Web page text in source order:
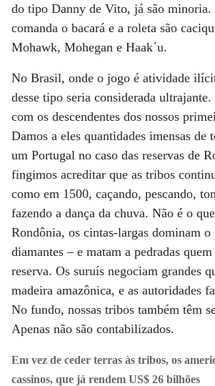
do tipo Danny de Vito, já são minoria.
comanda o bacará e a roleta são
Mohawk, Mohegan e Haak´u.
No Brasil, onde o jogo é atividade
desse tipo seria considerada
com os descendentes dos nossos
Damos a eles quantidades imensas de
um Portugal no caso das reservas de
fingimos acreditar que as tribos
como em 1500, caçando, pescando,
fazendo a dança da chuva. Não é o
Rondônia, os cintas-largas dominam o
diamantes – e matam a pedradas
reserva. Os suruís negociam grandes
madeira amazônica, e as autoridades
No fundo, nossas tribos também têm
Apenas não são contabilizados.
Em vez de ceder terras às tribos, os
cassinos, que já rendem US$ 26 bilhões